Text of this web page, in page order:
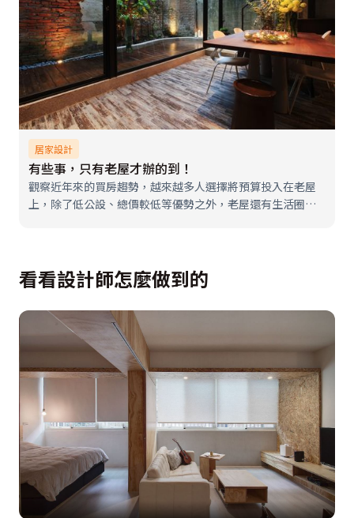
居家設計
有些事，只有老屋才辦的到！
觀察近年來的買房趨勢，越來越多人選擇將預算投入在老屋
上，除了低公設、總價較低等優勢之外，老屋還有生活圈機
看看設計師怎麼做到的